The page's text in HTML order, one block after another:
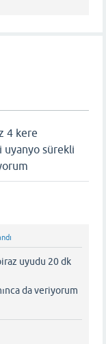
4 kere
sürekli
uyudu 20 dk
da veriyorum